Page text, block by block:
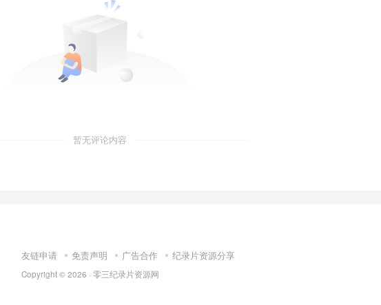
暂无评论内容
友链申请 免责声明 广告合作 纪录片资源分享
Copyright © 2026 · 零三纪录片资源网